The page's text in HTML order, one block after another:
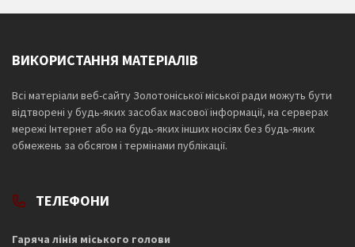
ВИКОРИСТАННЯ МАТЕРІАЛІВ
Всі матеріали веб-сайту Золотоніської міської ради можуть бути
відтворені у будь-яких засобах масової інформації, на серверах
мережі Інтернет або на будь-яких інших носіях без будь-яких
обмежень за обсягом і термінами публікації.
ТЕЛЕФОНИ
Гаряча лінія міського голови